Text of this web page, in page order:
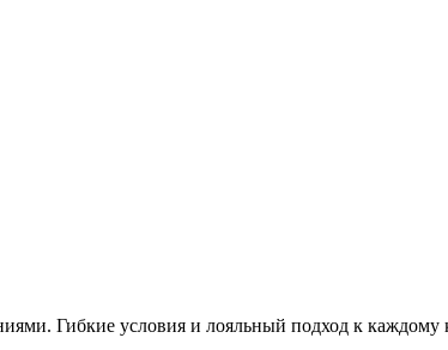
Гибкие условия и лояльный подход к каждому